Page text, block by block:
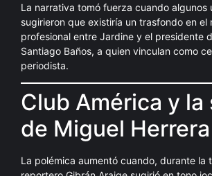
La narrativa tomó fuerza cuando algunos
sugirieron que existiría un trasfondo en el
profesional entre Jardine y el presidente
Santiago Baños, a quien vinculan como
periodista.
Club América y la
de Miguel Herrera
La polémica aumentó cuando, durante la